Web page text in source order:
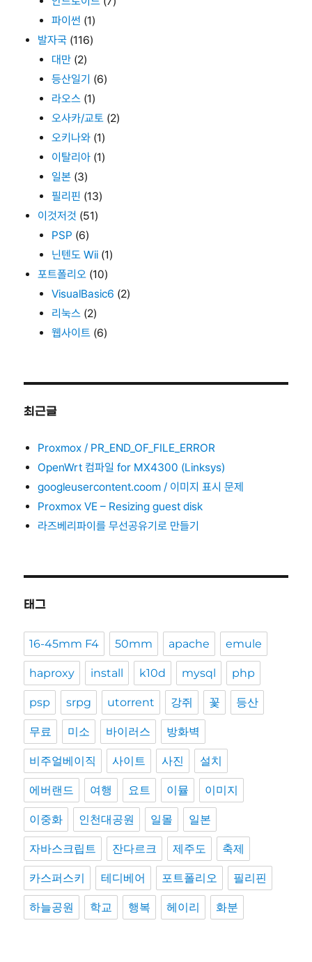
파이썬 (1)
발자국 (116)
대만 (2)
등산일기 (6)
라오스 (1)
오사카/교토 (2)
오키나와 (1)
이탈리아 (1)
일본 (3)
필리핀 (13)
이것저것 (51)
PSP (6)
닌텐도 Wii (1)
포트폴리오 (10)
VisualBasic6 (2)
리눅스 (2)
웹사이트 (6)
최근글
Proxmox / PR_END_OF_FILE_ERROR
OpenWrt 컴파일 for MX4300 (Linksys)
googleusercontent.coom / 이미지 표시 문제
Proxmox VE – Resizing guest disk
라즈베리파이를 무선공유기로 만들기
태그
16-45mm F4 50mm apache emule
haproxy install k10d mysql php
psp srpg utorrent 강쥐 꽃 등산
무료 미소 바이러스 방화벽
비주얼베이직 사이트 사진 설치
에버랜드 여행 요트 이뮬 이미지
이중화 인천대공원 일몰 일본
자바스크립트 잔다르크 제주도 축제
카스퍼스키 테디베어 포트폴리오 필리핀
하늘공원 학교 행복 헤이리 화분